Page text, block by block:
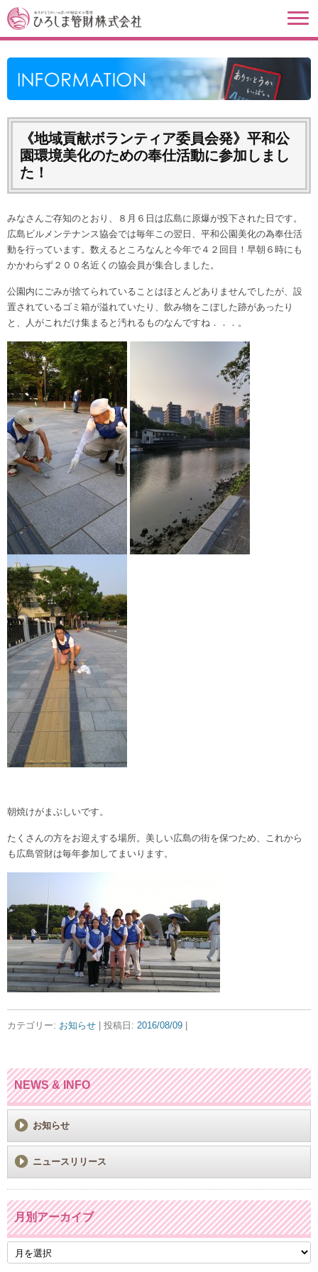
《地域貢献ボランティア委員会発》平和公
園環境美化のための奉仕活動に参加しまし
た！
みなさんご存知のとおり、８月６日は広島に原爆が投下された日です。
広島ビルメンテナンス協会では毎年この翌日、平和公園美化の為奉仕活
動を行っています。数えるところなんと今年で４２回目！早朝６時にも
かかわらず２００名近くの協会員が集合しました。
公園内にごみが捨てられていることはほとんどありませんでしたが、設
置されているゴミ箱が溢れていたり、飲み物をこぼした跡があったり
と、人がこれだけ集まると汚れるものなんですね．．．。
朝焼けがまぶしいです。
たくさんの方をお迎えする場所。美しい広島の街を保つため、これから
も広島管財は毎年参加してまいります。
カテゴリー: お知らせ | 投稿日: 2016/08/09
NEWS & INFO
お知らせ
ニュースリリース
月別アーカイブ
月
別
ア